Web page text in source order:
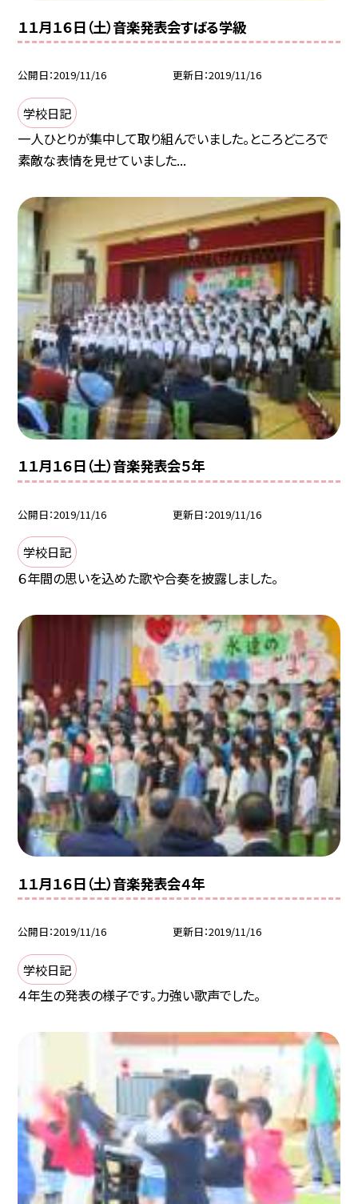
１１月１６日（土）音楽発表会すばる学級
公開日 2019/11/16 更新日 2019/11/16
学校日記
一人ひとりが集中して取り組んでいました。ところどころで
素敵な表情を見せていました...
１１月１６日（土）音楽発表会５年
公開日 2019/11/16 更新日 2019/11/16
学校日記
６年間の思いを込めた歌や合奏を披露しました。
１１月１６日（土）音楽発表会４年
公開日 2019/11/16 更新日 2019/11/16
学校日記
４年生の発表の様子です。力強い歌声でした。